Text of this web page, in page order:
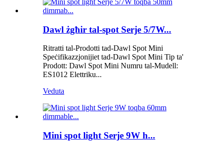
Dawl żgħir tal-spot Serje 5/7W...
Ritratti tal-Prodotti tad-Dawl Spot Mini
Speċifikazzjonijiet tad-Dawl Spot Mini Tip ta'
Prodott: Dawl Spot Mini Numru tal-Mudell:
ES1012 Elettriku...
Veduta
Mini spot light Serje 9W h...